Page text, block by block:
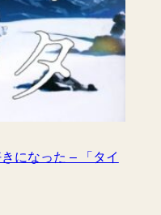
になった – 「タイ